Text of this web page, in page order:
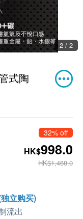
2 / 2
式陶
32% off
HK$998.0
HK$1,468.0
立购买)
流出